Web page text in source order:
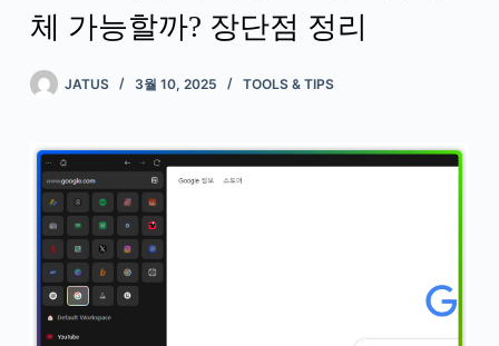
체 가능할까? 장단점 정리
JATUS 3월 10, 2025 TOOLS & TIPS